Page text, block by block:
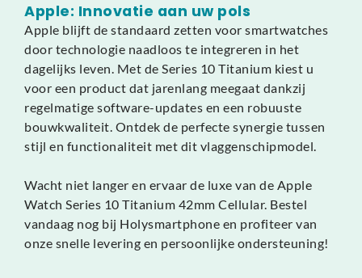
Apple: Innovatie aan uw pols
Apple blijft de standaard zetten voor smartwatches
door technologie naadloos te integreren in het
dagelijks leven. Met de Series 10 Titanium kiest u
voor een product dat jarenlang meegaat dankzij
regelmatige software-updates en een robuuste
bouwkwaliteit. Ontdek de perfecte synergie tussen
stijl en functionaliteit met dit vlaggenschipmodel.
Wacht niet langer en ervaar de luxe van de Apple
Watch Series 10 Titanium 42mm Cellular. Bestel
vandaag nog bij Holysmartphone en profiteer van
onze snelle levering en persoonlijke ondersteuning!